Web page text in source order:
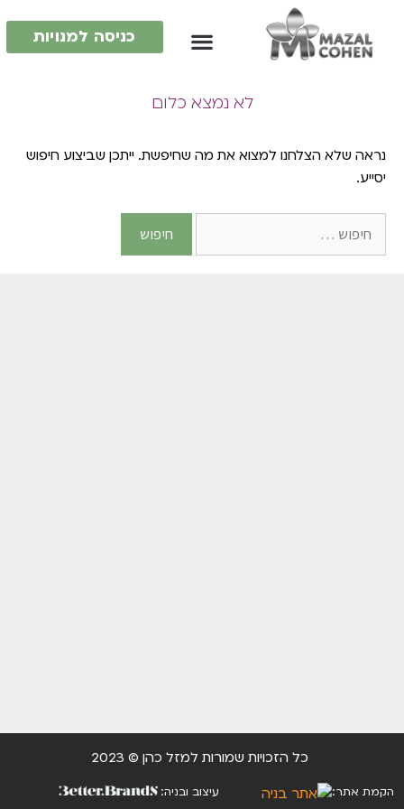
כניסה למנויות
לא נמצא כלום
נראה שלא הצלחנו למצוא את מה שחיפשת. ייתכן שביצוע חיפוש
יסייע.
כל הזכויות שמורות למזל כהן © 2023
הקמת אתר: עיצוב ובניה: